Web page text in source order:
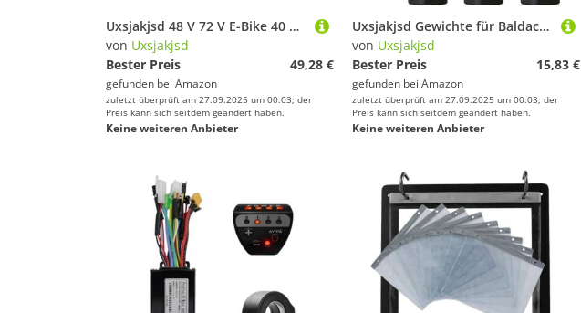
Uxsjakjsd 48 V 72 V E-Bike 40 A 1000 W-2000 W DREI-Sinuswellen-Controller für Elektrofahrräder, E-Bikes und E-Scooter
von Uxsjakjsd
Bester Preis
49,28 €
gefunden bei Amazon
zuletzt überprüft am 27.09.2025 um 00:03; der
Preis kann sich seitdem geändert haben.
Keine weiteren Anbieter
Uxsjakjsd Gewichte für Baldachin Zeltbeine Baldachin Gewichte Sandsäcken für Baldachin Zelt
von Uxsjakjsd
Bester Preis
15,83 €
gefunden bei Amazon
zuletzt überprüft am 27.09.2025 um 00:03; der
Preis kann sich seitdem geändert haben.
Keine weiteren Anbieter